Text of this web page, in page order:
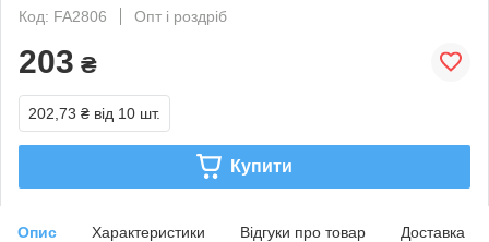
Код: FA2806
Опт і роздріб
203 ₴
202,73 ₴ від 10 шт.
Купити
Опис Характеристики Відгуки про товар Доставка